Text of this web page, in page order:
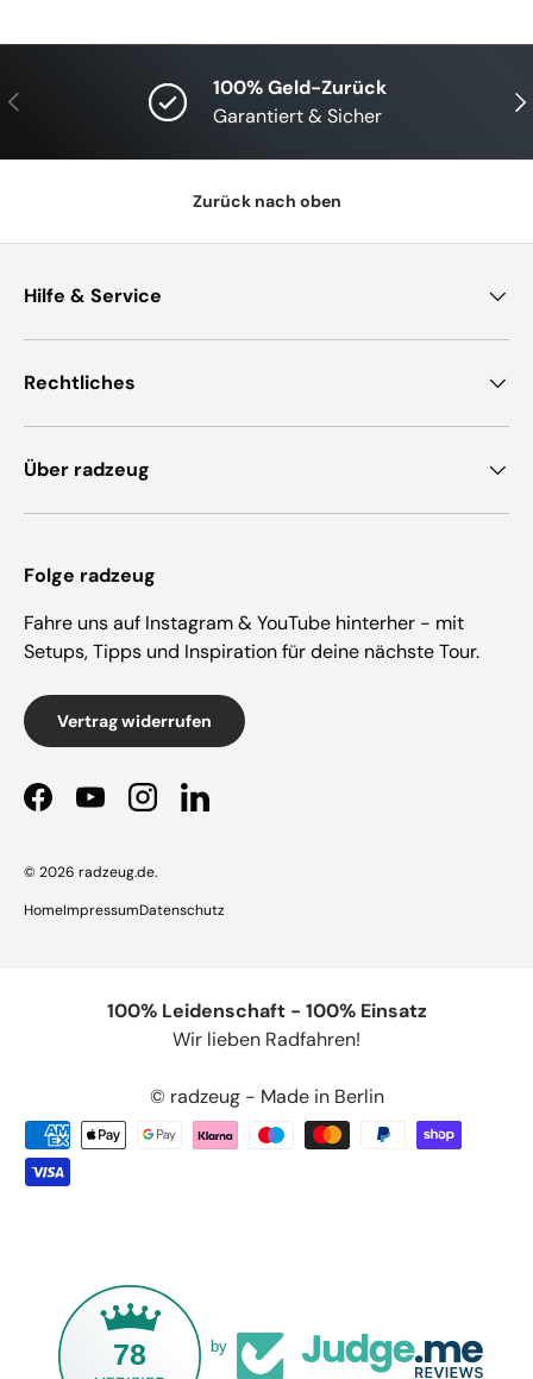
Vorherige
100% Geld-Zurück
Garantiert & Sicher
Zurück nach oben
Hilfe & Service
Rechtliches
Über radzeug
Folge radzeug
Fahre uns auf Instagram & YouTube hinterher - mit
Setups, Tipps und Inspiration für deine nächste Tour.
Vertrag widerrufen
FacebookYouTubeInstagramLinkedIn
© 2026 radzeug.de.
HomeImpressumDatenschutz
100% Leidenschaft - 100% Einsatz
Wir lieben Radfahren!
© radzeug - Made in Berlin
78 by